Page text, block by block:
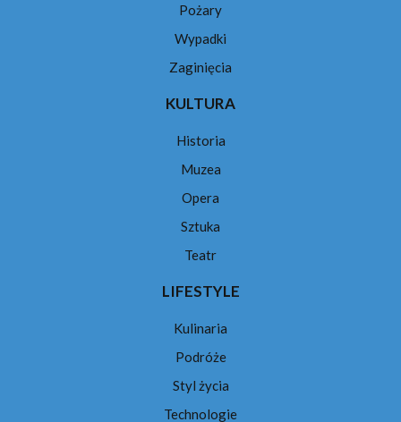
Pożary
Wypadki
Zaginięcia
KULTURA
Historia
Muzea
Opera
Sztuka
Teatr
LIFESTYLE
Kulinaria
Podróże
Styl życia
Technologie